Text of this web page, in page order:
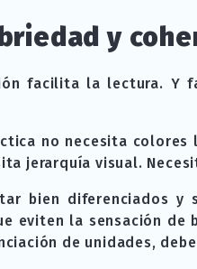
y
facilita la lectura.
no necesita
jerarquía visual.
bien diferenciados y
eviten la sensación
de unidades,